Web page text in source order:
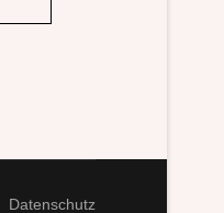
Datenschutz